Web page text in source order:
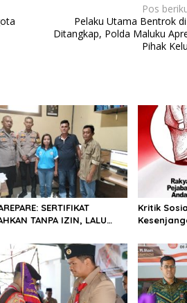
Pos
Pelaku Utama Bentrok
Ditangkap, Polda Maluku
Pihak
SERTIFIKAT
TANPA IZIN, LALU
DILAPORKAN KE
POLRES!
Kritik
Integritas
Korupsi